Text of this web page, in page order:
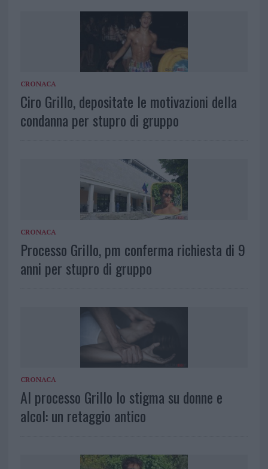
CRONACA
Ciro Grillo, depositate le motivazioni della
condanna per stupro di gruppo
CRONACA
Processo Grillo, pm conferma richiesta di 9
anni per stupro di gruppo
CRONACA
Al processo Grillo lo stigma su donne e
alcol: un retaggio antico